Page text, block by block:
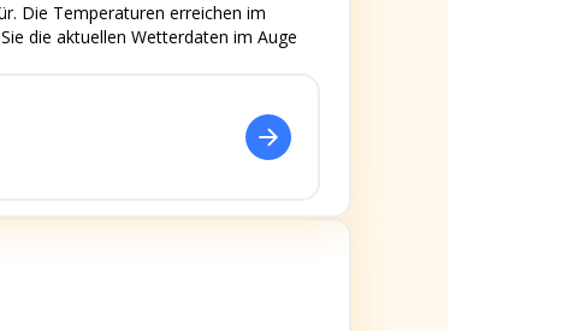
Die Temperaturen erreichen im
die aktuellen Wetterdaten im Auge